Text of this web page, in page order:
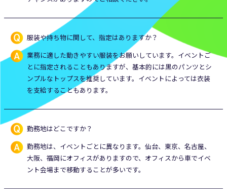
服装や持ち物に関して、指定はありますか？
業務に適した動きやすい服装をお願いしています。イベントご
とに指定されることもありますが、基本的には黒のパンツとシ
ンプルなトップスを推奨しています。イベントによっては衣装
を支給することもあります。
勤務地はどこですか？
勤務地は、イベントごとに異なります。仙台、東京、名古屋、
大阪、福岡にオフィスがありますので、オフィスから車でイベ
ント会場まで移動することが多いです。